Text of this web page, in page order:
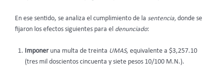
En ese sentido, se analiza el cumplimiento de la sentencia, donde se
fijaron los efectos siguientes para el denunciado:
Imponer una multa de treinta UMAS, equivalente a $3,257.10
(tres mil doscientos cincuenta y siete pesos 10/100 M.N.).